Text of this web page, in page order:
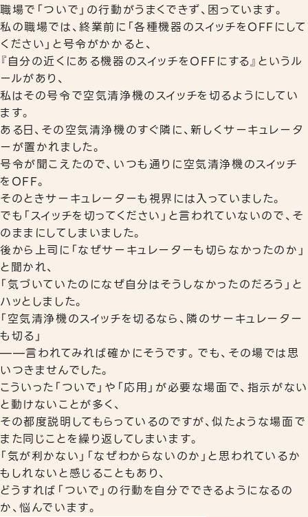
就労定着支援
若年者就労支援
企業向けサービス
リワークプログラム
相談支援
事業所案内
下北沢事業所
秋葉原事業所
職員紹介
よくあるご質問
職場で「ついで」の行動がうまくできず、困っています。
私の職場では、終業前に「各種機器のスイッチをOFFにして
ください」と号令がかかると、
『自分の近くにある機器のスイッチをOFFにする』というル
ールがあり、
私はその号令で空気清浄機のスイッチを切るようにしてい
ます。
ある日、その空気清浄機のすぐ隣に、新しくサーキュレータ
ーが置かれました。
号令が聞こえたので、いつも通りに空気清浄機のスイッチ
をOFF。
そのときサーキュレーターも視界には入っていました。
でも「スイッチを切ってください」と言われていないので、そ
のままにしてしまいました。
後から上司に「なぜサーキュレーターも切らなかったのか」
と聞かれ、
「気づいていたのになぜ自分はそうしなかったのだろう」と
ハッとしました。
「空気清浄機のスイッチを切るなら、隣のサーキュレーター
も切る」
——言われてみれば確かにそうです。でも、その場では思
いつきませんでした。
こういった「ついで」や「応用」が必要な場面で、指示がない
と動けないことが多く、
その都度説明してもらっているのですが、似たような場面で
また同じことを繰り返してしまいます。
「気が利かない」「なぜわからないのか」と思われているか
もしれないと感じることもあり、
どうすれば「ついで」の行動を自分でできるようになるの
か、悩んでいます。